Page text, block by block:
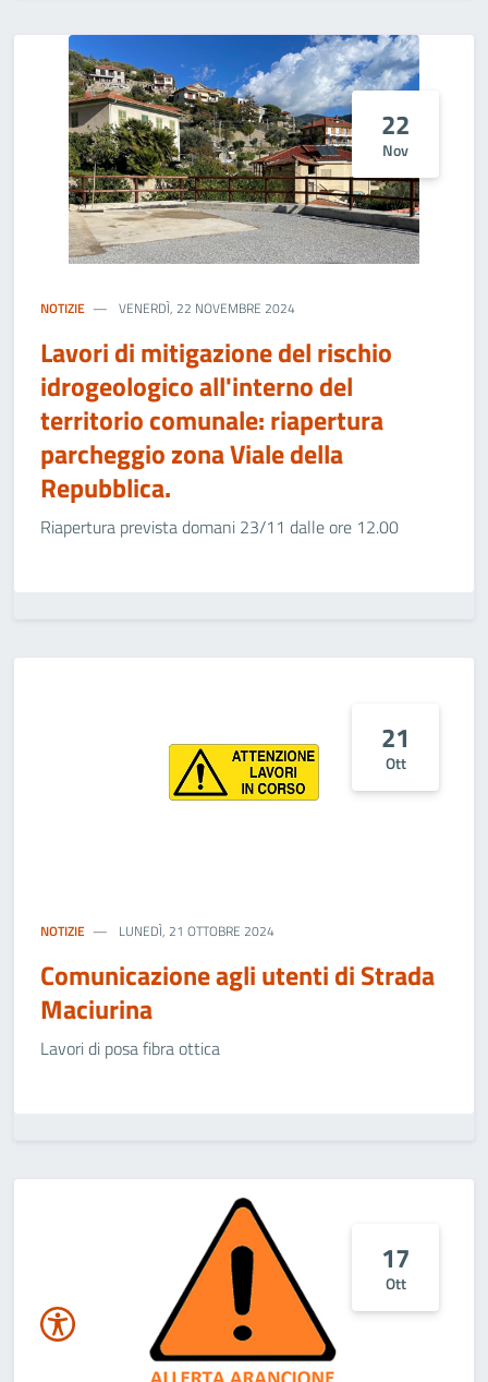
22
Nov
NOTIZIE VENERDÌ, 22 NOVEMBRE 2024
Lavori di mitigazione del rischio
idrogeologico all'interno del
territorio comunale: riapertura
parcheggio zona Viale della
Repubblica.
Riapertura prevista domani 23/11 dalle ore 12.00
21
Ott
NOTIZIE LUNEDÌ, 21 OTTOBRE 2024
Comunicazione agli utenti di Strada
Maciurina
Lavori di posa fibra ottica
17
Ott